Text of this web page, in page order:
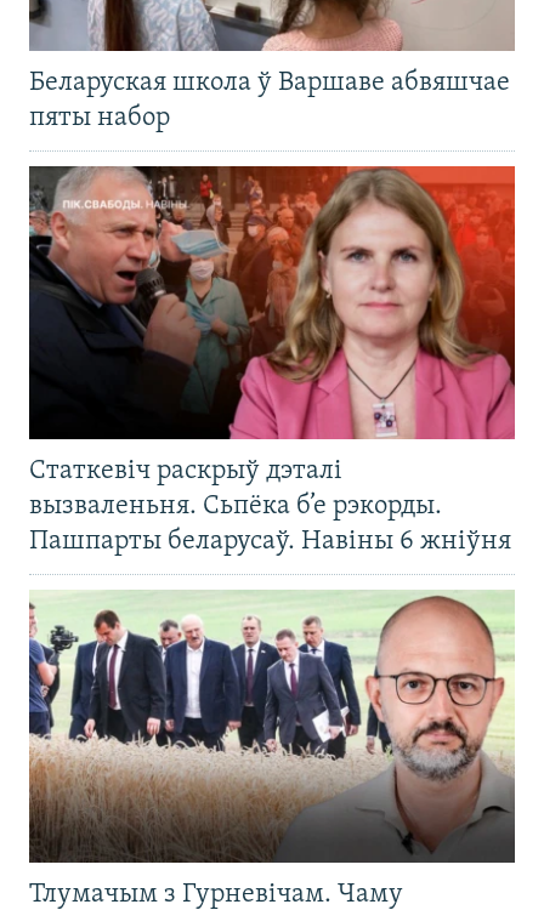
Беларуская школа ў Варшаве абвяшчае
пяты набор
Статкевіч раскрыў дэталі
вызваленьня. Сьпёка б’е рэкорды.
Пашпарты беларусаў. Навіны 6 жніўня
Тлумачым з Гурневічам. Чаму